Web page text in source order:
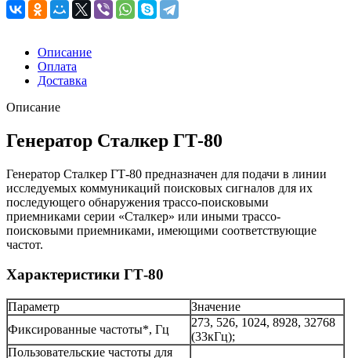
Описание
Оплата
Доставка
Описание
Генератор Сталкер ГТ-80
Генератор Сталкер ГТ-80 предназначен для подачи в линии
исследуемых коммуникаций поисковых сигналов для их
последующего обнаружения трассо-поисковыми
приемниками серии «Сталкер» или иными трассо-
поисковыми приемниками, имеющими соответствующие
частот.
Характеристики ГТ-80
Параметр
Значение
Фиксированные частоты*, Гц
273, 526, 1024, 8928, 32768
(33кГц);
Пользовательские частоты для